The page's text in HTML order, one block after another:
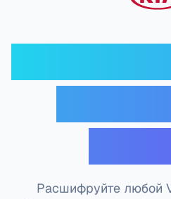
Расшифруйте любой